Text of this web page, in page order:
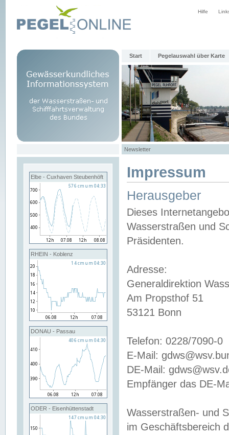
Hilfe
Start Pegelauswahl über Karte
Newsletter
Elbe - Cuxhaven Steubenhöft
RHEIN - Koblenz
DONAU - Passau
ODER - Eisenhüttenstadt
Impressum
Herausgeber
Dieses
Wasserstraßen und
Präsidenten.
Adresse:
Generaldirektion
Am Propsthof 51
53121 Bonn
Telefon: 0228/7090-0
E-Mail:
DE-Mail:
Empfänger das DE-
Wasserstraßen- und
im Geschäftsbereich